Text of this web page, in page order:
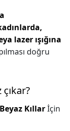
lazer ışığına
doğru
Beyaz Kıllarİçin